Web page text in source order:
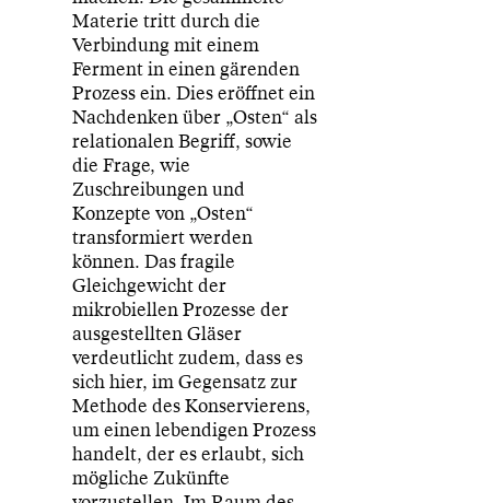
Materie tritt durch die
Verbindung mit einem
Ferment in einen gärenden
Prozess ein. Dies eröffnet ein
Nachdenken über „Osten“ als
relationalen Begriff, sowie
die Frage, wie
Zuschreibungen und
Konzepte von „Osten“
transformiert werden
können. Das fragile
Gleichgewicht der
mikrobiellen Prozesse der
ausgestellten Gläser
verdeutlicht zudem, dass es
sich hier, im Gegensatz zur
Methode des Konservierens,
um einen lebendigen Prozess
handelt, der es erlaubt, sich
mögliche Zukünfte